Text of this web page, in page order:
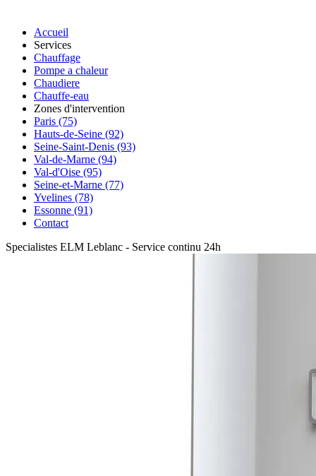
Accueil
Services
Chauffage
Pompe a chaleur
Chaudiere
Chauffe-eau
Zones d'intervention
Paris (75)
Hauts-de-Seine (92)
Seine-Saint-Denis (93)
Val-de-Marne (94)
Val-d'Oise (95)
Seine-et-Marne (77)
Yvelines (78)
Essonne (91)
Contact
Specialistes ELM Leblanc - Service continu 24h